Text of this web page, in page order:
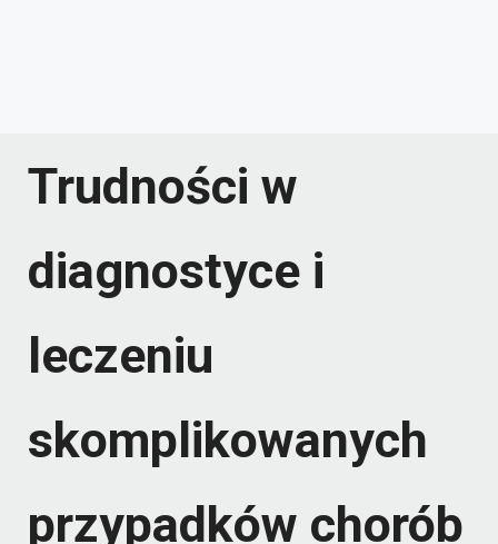
Trudności w
diagnostyce i
leczeniu
skomplikowanych
przypadków chorób